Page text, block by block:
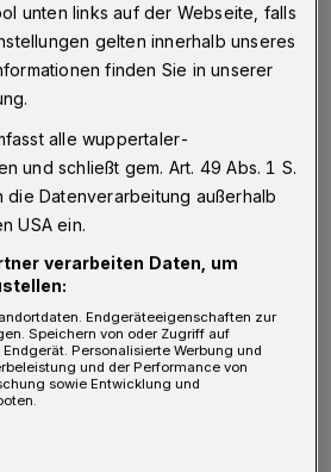
Solidarität und
die Krisen- und
der Welt und auch bei uns
Nur gemeinsam können
Stadt besser
Grußworten des
zum Jahreswechsel ist
Wirklichkeit aus? Ende 2020
unten links auf der Webseite, falls
gelten innerhalb unseres
finden Sie in unserer
alle wuppertaler-
und schließt gem. Art. 49 Abs. 1 S.
die Datenverarbeitung außerhalb
USA ein.
verarbeiten Daten, um
Endgeräteeigenschaften zur
Speichern von oder Zugriff auf
Personalisierte Werbung und
und der Performance von
sowie Entwicklung und